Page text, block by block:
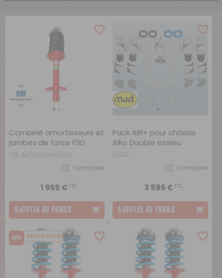
Combiné amortisseurs et
jambes de force FSD
VB AirSuspension
Comparer
1 955 €TTC
AJOUTER AU PANIER
Pack AIR+ pour châssis
Alko Double essieu
MAD
Comparer
3 599 €TTC
AJOUTER AU PANIER
-34% DESTOCKAGE